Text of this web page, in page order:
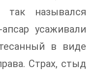
назывался
усаживали
в виде
Страх, стыд